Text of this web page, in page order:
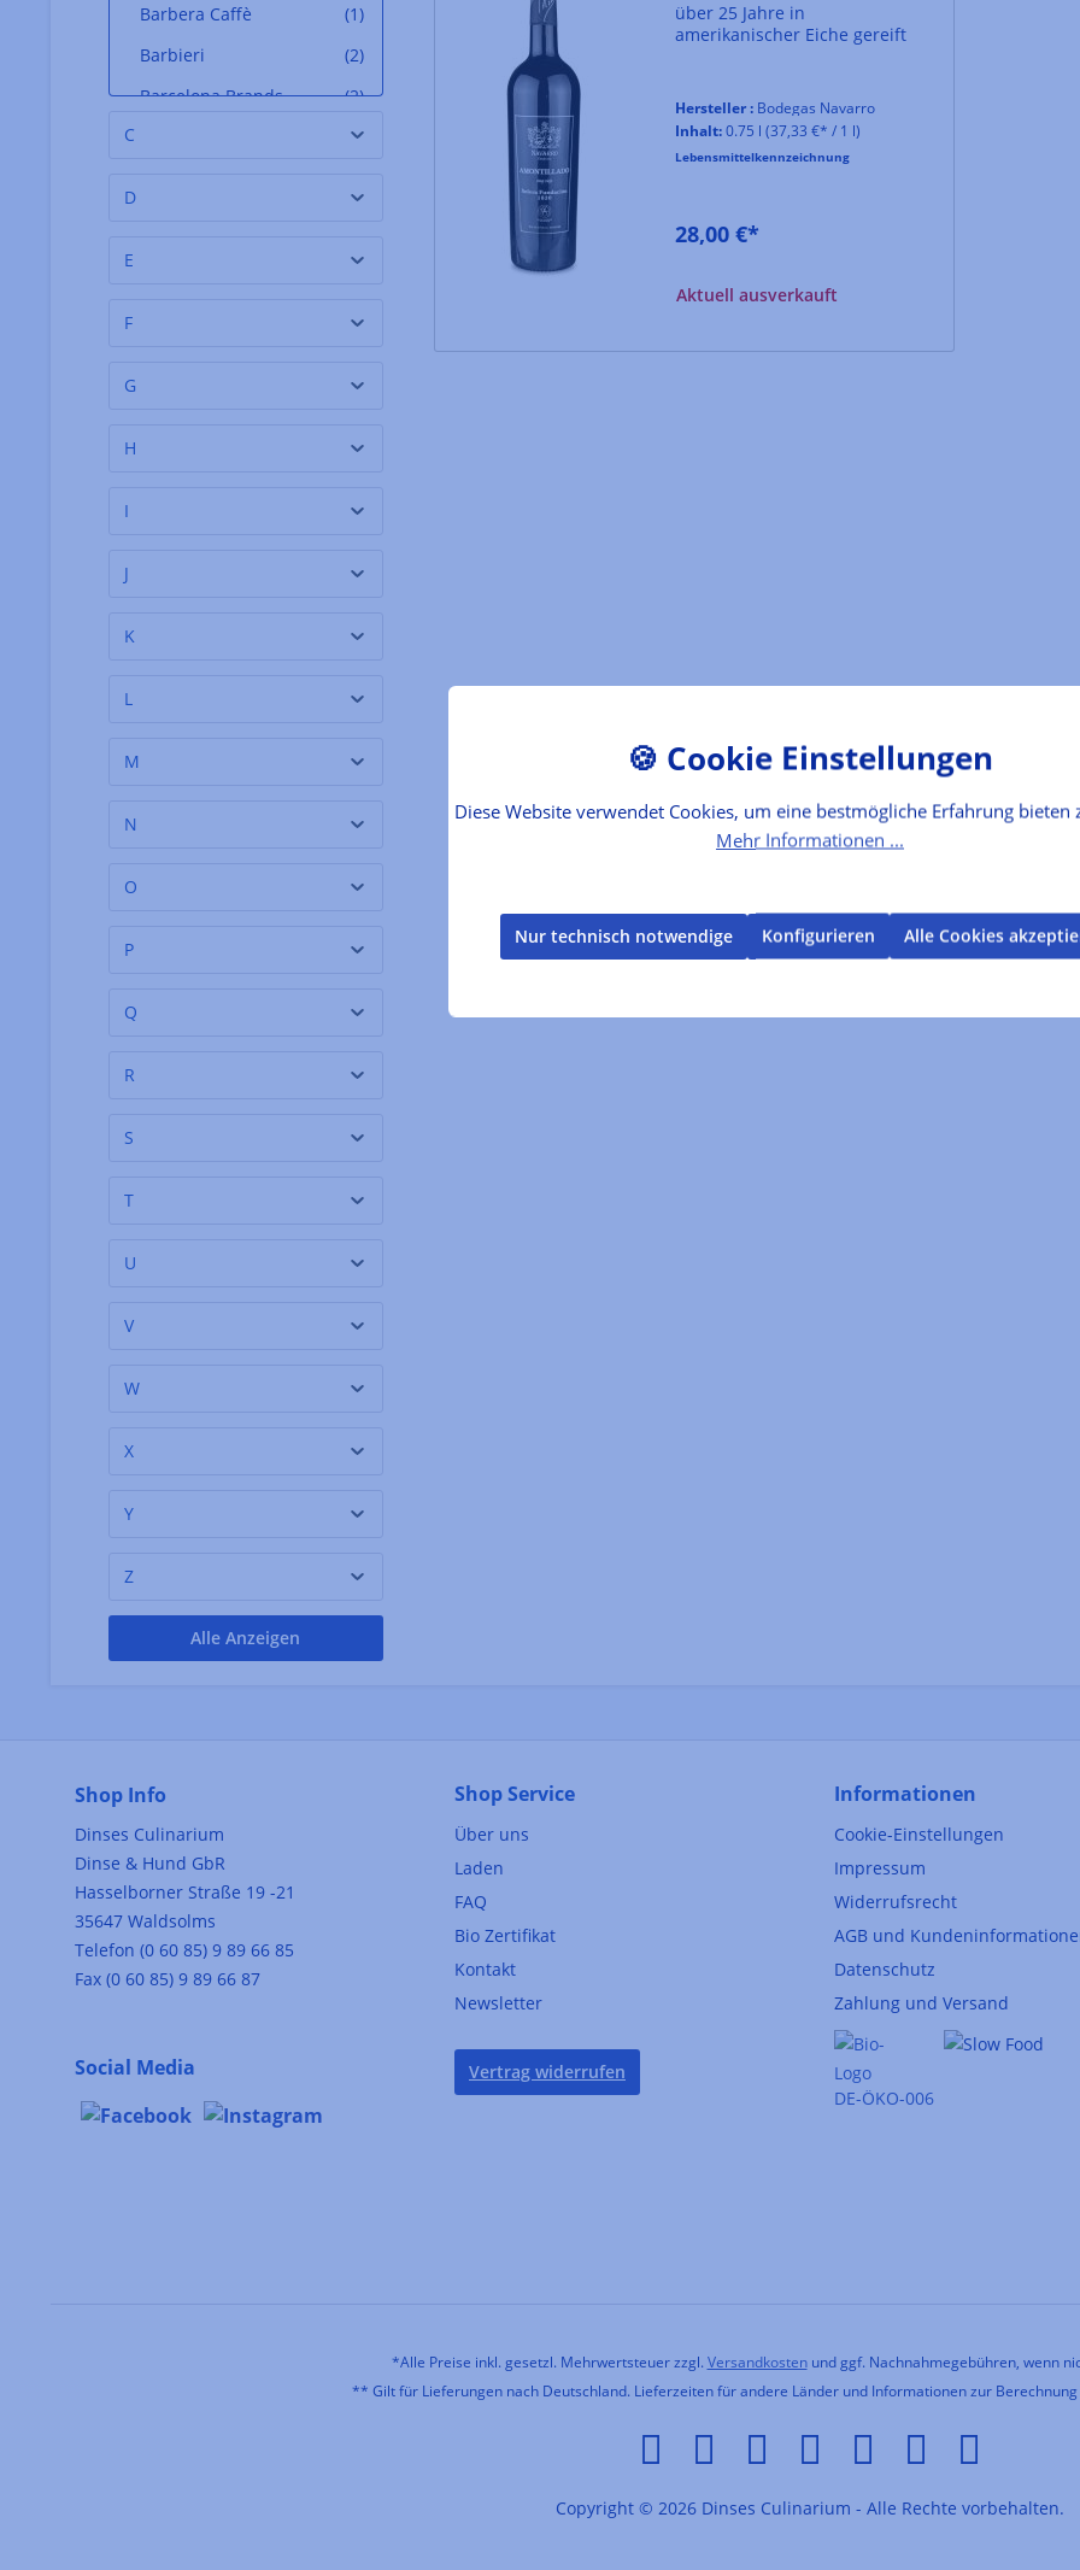
(1)
Barbera Caffè
(2)
Barbieri
(2)
Barcelona Brands
(2)
Luz
(7)
(5)
(1)
(1)
(1)
(1)
(3)
(5)
(1)
C
D
E
F
G
H
I
J
K
L
M
N
O
P
Q
R
S
T
U
V
W
X
Y
Z
Alle Anzeigen
über 25 Jahre in
amerikanischer Eiche gereift
Hersteller : Bodegas Navarro
Inhalt:0.75 l(37,33 €* / 1 l)
Lebensmittelkennzeichnung
28,00 €*
Aktuell ausverkauft
Shop Info
Dinses Culinarium
Dinse & Hund GbR
Hasselborner Straße 19 -21
35647 Waldsolms
Telefon (0 60 85) 9 89 66 85
Fax (0 60 85) 9 89 66 87
Social Media
Shop Service
Über uns
Laden
FAQ
Bio Zertifikat
Kontakt
Newsletter
Vertrag widerrufen
Informationen
Cookie-Einstellungen
Impressum
Widerrufsrecht
AGB und
Datenschutz
Zahlung und Versand
DE-ÖKO-006
*Alle Preise inkl. gesetzl. Mehrwertsteuer zzgl. Versandkostenund ggf. Nachnahmegebühren, wenn
** Gilt für Lieferungen nach Deutschland. Lieferzeiten für andere Länder und Informationen zur
Copyright © 2026 Dinses Culinarium - Alle Rechte vorbehalten.
Diese Website verwendet Cookies, um eine bestmögliche Erfahrung bieten
Mehr Informationen ...
Nur technisch notwendige Konfigurieren Alle Cookies